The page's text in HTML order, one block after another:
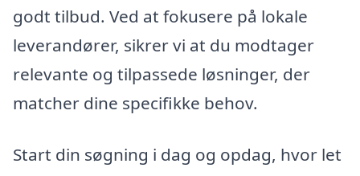
godt tilbud. Ved at fokusere på lokale
leverandører, sikrer vi at du modtager
relevante og tilpassede løsninger, der
matcher dine specifikke behov.
Start din søgning i dag og opdag, hvor let